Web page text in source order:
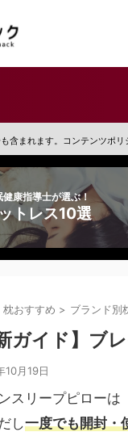
含まれます。コンテンツポリ
健康指導士が選ぶ！
トレス10選
枕おすすめ > ブランド別
新ガイド】ブ
10月19日
スリープピローは
し一度でも開封・